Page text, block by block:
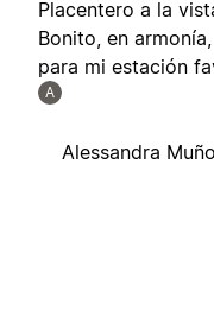
Placentero a la
Bonito, en
para mi estación
A
Alessandra